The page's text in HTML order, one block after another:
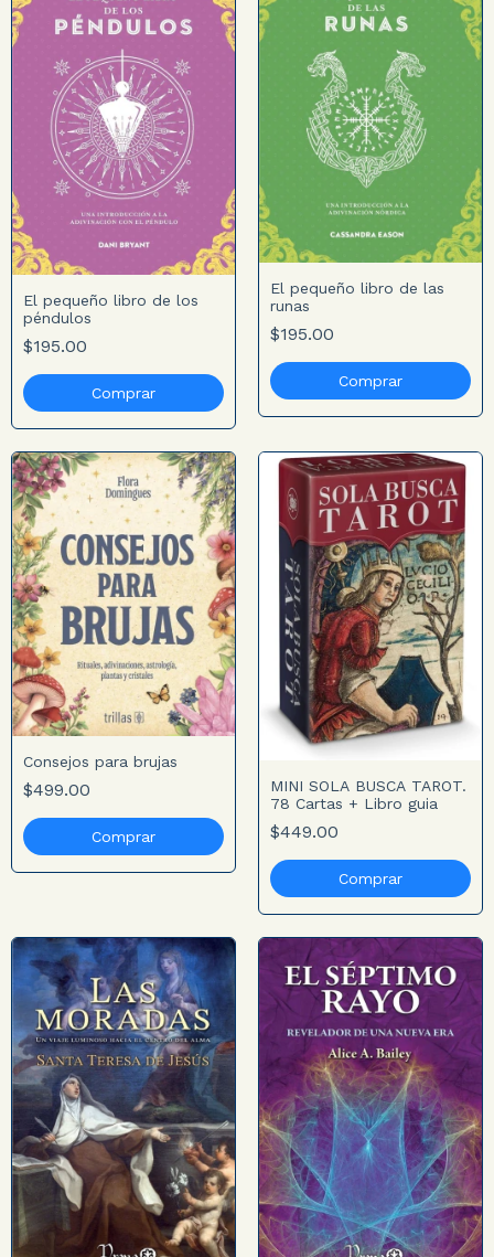
El pequeño libro de los
péndulos
$195.00
El pequeño libro de las
runas
$195.00
Consejos para brujas
$499.00
MINI SOLA BUSCA TAROT.
78 Cartas + Libro guia
$449.00